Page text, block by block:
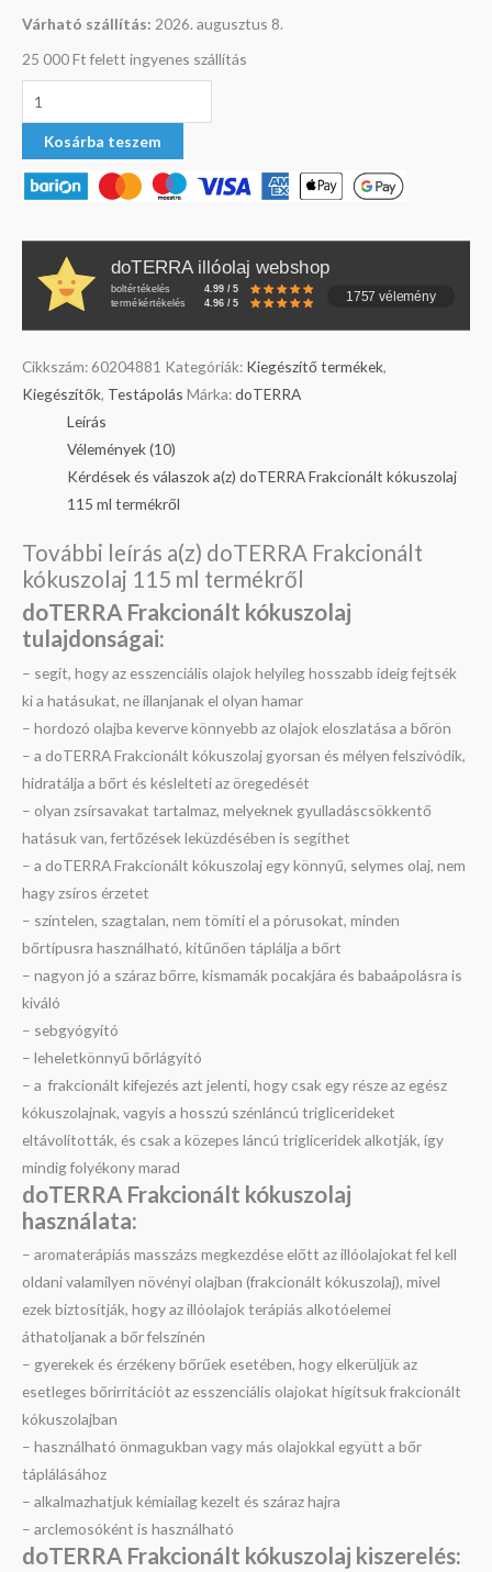
Várható szállítás: 2026. augusztus 8.
25 000 Ft felett ingyenes szállítás
Kosárba teszem
doTERRA illóolaj webshop
boltértékelés 4.99 / 5
termékértékelés 4.96 / 5 1757 vélemény
Cikkszám: 60204881 Kategóriák: Kiegészítő termékek,
Kiegészítők, Testápolás Márka:doTERRA
Leírás
Vélemények (10)
Kérdések és válaszok a(z) doTERRA Frakcionált kókuszolaj
115 ml termékről
További leírás a(z) doTERRA Frakcionált
kókuszolaj 115 ml termékről
doTERRA Frakcionált kókuszolaj
tulajdonságai:
– segít, hogy az esszenciális olajok helyileg hosszabb ideig fejtsék
ki a hatásukat, ne illanjanak el olyan hamar
– hordozó olajba keverve könnyebb az olajok eloszlatása a bőrön
– a doTERRA Frakcionált kókuszolaj gyorsan és mélyen felszívódik,
hidratálja a bőrt és késlelteti az öregedését
– olyan zsírsavakat tartalmaz, melyeknek gyulladáscsökkentő
hatásuk van, fertőzések leküzdésében is segíthet
– a doTERRA Frakcionált kókuszolaj egy könnyű, selymes olaj, nem
hagy zsíros érzetet
– színtelen, szagtalan, nem tömíti el a pórusokat, minden
bőrtípusra használható, kitűnően táplálja a bőrt
– nagyon jó a száraz bőrre, kismamák pocakjára és babaápolásra is
kiváló
– sebgyógyító
– leheletkönnyű bőrlágyító
– a frakcionált kifejezés azt jelenti, hogy csak egy része az egész
kókuszolajnak, vagyis a hosszú szénláncú triglicerideket
eltávolították, és csak a közepes láncú trigliceridek alkotják, így
mindig folyékony marad
doTERRA Frakcionált kókuszolaj
használata:
– aromaterápiás masszázs megkezdése előtt az illóolajokat fel kell
oldani valamilyen növényi olajban (frakcionált kókuszolaj), mivel
ezek biztosítják, hogy az illóolajok terápiás alkotóelemei
áthatoljanak a bőr felszínén
– gyerekek és érzékeny bőrűek esetében, hogy elkerüljük az
esetleges bőrirritációt az esszenciális olajokat hígítsuk frakcionált
kókuszolajban
– használható önmagukban vagy más olajokkal együtt a bőr
táplálásához
– alkalmazhatjuk kémiailag kezelt és száraz hajra
– arclemosóként is használható
doTERRA Frakcionált kókuszolaj kiszerelés: